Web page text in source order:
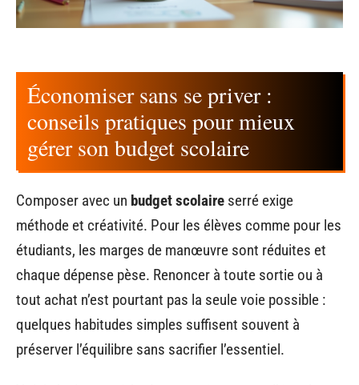
Économiser sans se priver :
conseils pratiques pour mieux
gérer son budget scolaire
Composer avec un budget scolaire serré exige
méthode et créativité. Pour les élèves comme pour les
étudiants, les marges de manœuvre sont réduites et
chaque dépense pèse. Renoncer à toute sortie ou à
tout achat n’est pourtant pas la seule voie possible :
quelques habitudes simples suffisent souvent à
préserver l’équilibre sans sacrifier l’essentiel.